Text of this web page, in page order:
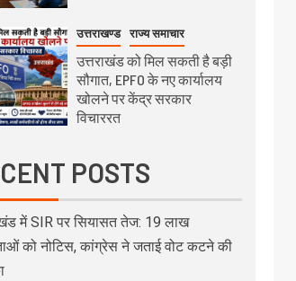
उत्तराखण्ड राज्य समाचार
उत्तराखंड को मिल सकती है बड़ी
सौगात, EPFO के नए कार्यालय
खोलने पर केंद्र सरकार
विचाररत
POSTS
में SIR पर सियासत तेज: 19 लाख
को नोटिस, कांग्रेस ने जताई वोट कटने की